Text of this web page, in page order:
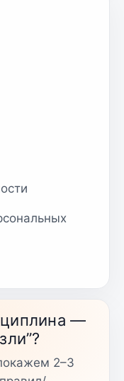
—
2–3